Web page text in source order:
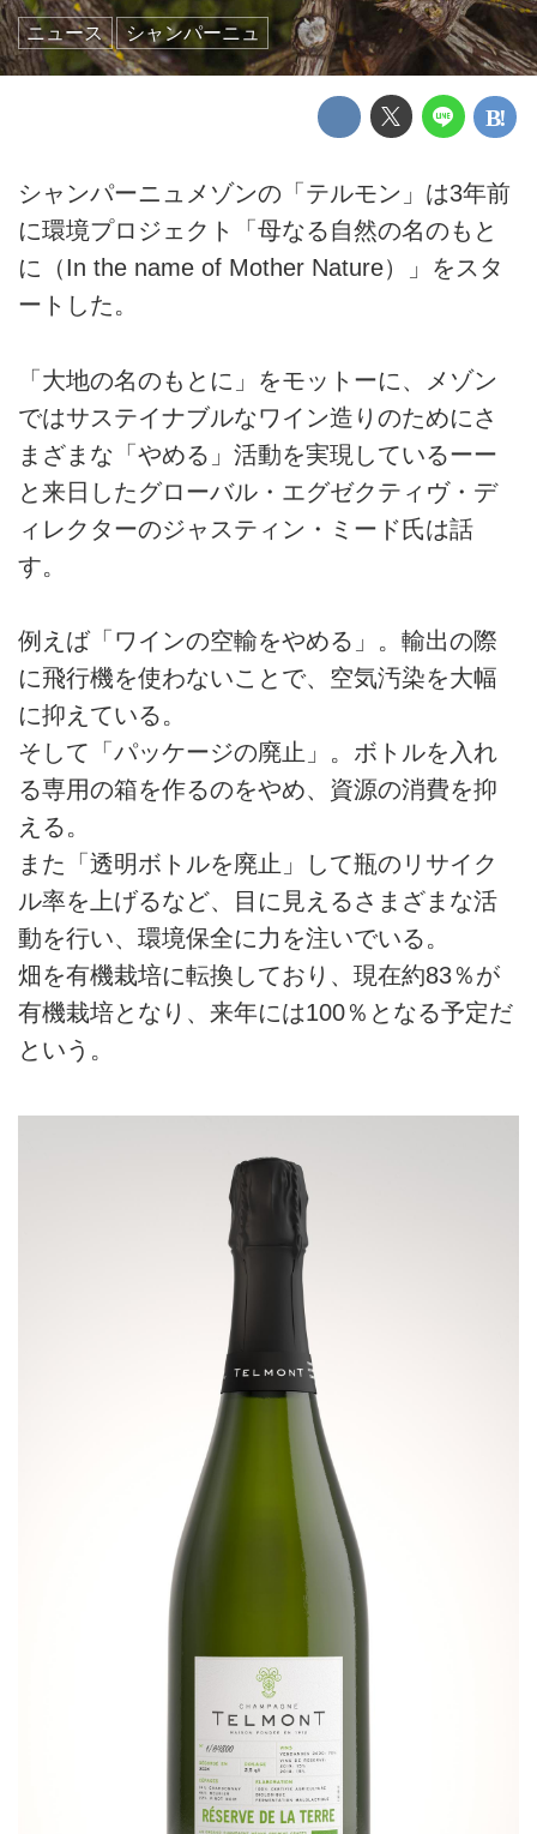
ニュース シャンパーニュ
シャンパーニュメゾンの「テルモン」は3年前
に環境プロジェクト「母なる自然の名のもと
に（In the name of Mother Nature）」をスタ
ートした。
「大地の名のもとに」をモットーに、メゾン
ではサステイナブルなワイン造りのためにさ
まざまな「やめる」活動を実現しているーー
と来日したグローバル・エグゼクティヴ・デ
ィレクターのジャスティン・ミード氏は話
す。
例えば「ワインの空輸をやめる」。輸出の際
に飛行機を使わないことで、空気汚染を大幅
に抑えている。
そして「パッケージの廃止」。ボトルを入れ
る専用の箱を作るのをやめ、資源の消費を抑
える。
また「透明ボトルを廃止」して瓶のリサイク
ル率を上げるなど、目に見えるさまざまな活
動を行い、環境保全に力を注いでいる。
畑を有機栽培に転換しており、現在約83％が
有機栽培となり、来年には100％となる予定だ
という。